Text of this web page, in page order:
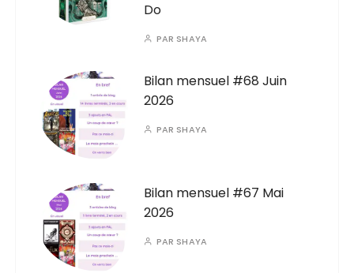
Do
PAR SHAYA
Bilan mensuel #68 Juin
2026
PAR SHAYA
Bilan mensuel #67 Mai
2026
PAR SHAYA